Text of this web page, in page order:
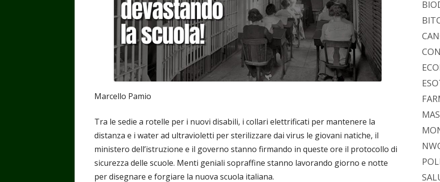
Marcello Pamio
Tra le sedie a rotelle per i nuovi disabili, i collari elettrificati per mantenere la
distanza e i water ad ultravioletti per sterilizzare dai virus le giovani natiche, il
ministero dell’istruzione e il governo stanno firmando in queste ore il protocollo di
sicurezza delle scuole. Menti geniali sopraffine stanno lavorando giorno e notte
per disegnare e forgiare la nuova scuola italiana.